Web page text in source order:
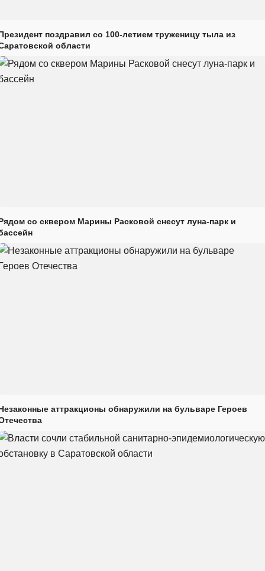
поздравил со 100-летием труженицу тыла из
области
со сквером Марины Расковой снесут луна-парк и
аттракционы обнаружили на бульваре Героев